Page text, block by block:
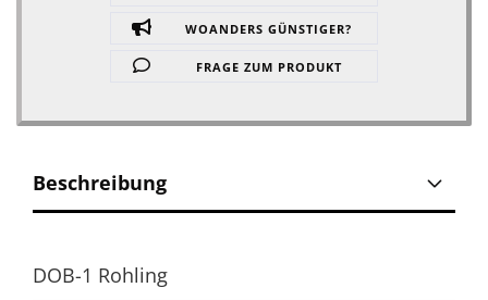
WOANDERS GÜNSTIGER?
FRAGE ZUM PRODUKT
Beschreibung
DOB-1 Rohling